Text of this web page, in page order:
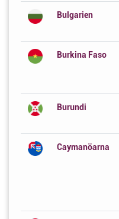
Bulgarien
Burkina Faso
Burundi
Caymanöarna